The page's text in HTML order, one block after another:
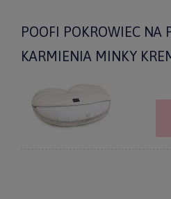
POOFI POKROWIEC NA
KARMIENIA MINKY